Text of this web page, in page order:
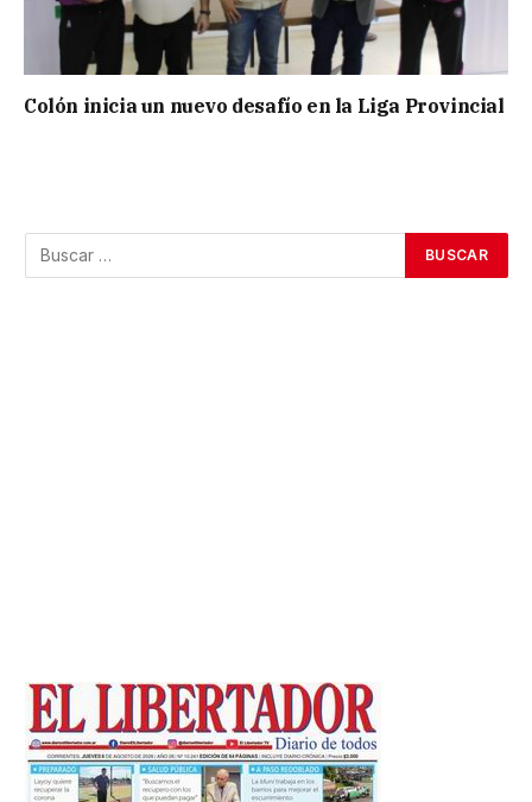
Colón inicia un nuevo desafío en la Liga Provincial